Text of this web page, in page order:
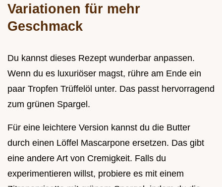
Variationen für mehr
Geschmack
Du kannst dieses Rezept wunderbar anpassen.
Wenn du es luxuriöser magst, rühre am Ende ein
paar Tropfen Trüffelöl unter. Das passt hervorragend
zum grünen Spargel.
Für eine leichtere Version kannst du die Butter
durch einen Löffel Mascarpone ersetzen. Das gibt
eine andere Art von Cremigkeit. Falls du
experimentieren willst, probiere es mit einem